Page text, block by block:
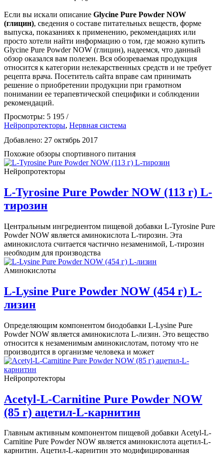
Если вы искали описание Glycine Pure Powder NOW
(глицин), сведения о составе питательных веществ, форме
выпуска, показаниях к применению, рекомендациях или
просто хотели найти информацию о том, где можно купить
Glycine Pure Powder NOW (глицин), надеемся, что данный
обзор оказался вам полезен. Вся обозреваемая продукция
относится к категории нелекарственных средств и не требует
рецепта врача. Посетитель сайта вправе сам принимать
решение о приобретении продукции при грамотном
понимании ее терапевтической специфики и соблюдении
рекомендаций.
Просмотры: 5 195 /
Нейропротекторы, Нервная система
Добавлено: 27 октябрь 2017
Похожие обзоры спортивного питания
Нейропротекторы
L-Tyrosine Pure Powder NOW (113 г) L-
тирозин
Центральным ингредиентом пищевой добавки L-Tyrosine Pure
Powder NOW является аминокислота L-тирозин. Эта
аминокислота считается частично незаменимой, L-тирозин
необходим для производства
Аминокислоты
L-Lysine Pure Powder NOW (454 г) L-
лизин
Определяющим компонентом биодобавки L-Lysine Pure
Powder NOW является аминокислота L-лизин. Это вещество
относится к незаменимым аминокислотам, потому что не
производится в организме человека и может
Нейропротекторы
Acetyl-L-Carnitine Pure Powder NOW
(85 г) ацетил-L-карнитин
Главным активным компонентом пищевой добавки Acetyl-L-
Carnitine Pure Powder NOW является аминокислота ацетил-L-
карнитин. Ацетил-L-карнитин это модифицированная